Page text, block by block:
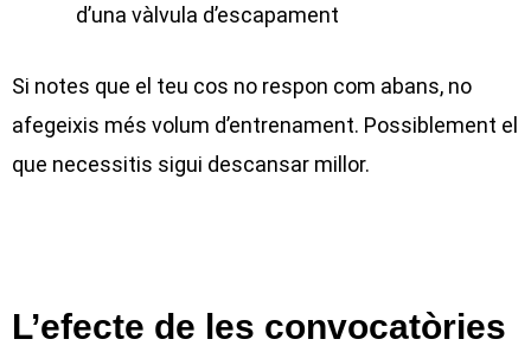
d’una vàlvula d’escapament
Si notes que el teu cos no respon com abans, no
afegeixis més volum d’entrenament. Possiblement el
que necessitis sigui descansar millor.
L’efecte de les convocatòries